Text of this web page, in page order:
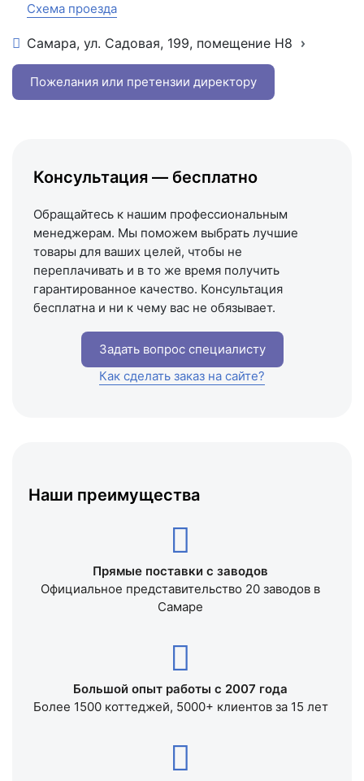
Схема проезда
Самара, ул. Садовая, 199, помещение Н8
+7 (993) 993-77-22
Написать в МАКС
Схема проезда
Пожелания или претензии директору
Наши преимущества
Прямые поставки с заводов
Официальное представительство 20 заводов в
Самаре
Большой опыт работы с 2007 года
Более 1500 коттеджей, 5000+ клиентов за 15 лет
Консультация — бесплатно
Обращайтесь к нашим профессиональным
менеджерам. Мы поможем выбрать лучшие
товары для ваших целей, чтобы не
переплачивать и в то же время получить
гарантированное качество. Консультация
бесплатна и ни к чему вас не обязывает.
Задать вопрос специалисту
Как сделать заказ на сайте?